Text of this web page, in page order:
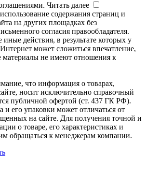
Читать далее
содержания страниц и
на других площадках без
согласия правообладателя.
действия, в результате которых у
может сложиться впечатление,
материалы не имеют отношения к
что информация о товарах,
носит исключительно справочный
публичной офертой (ст. 437 ГК РФ).
его упаковки может отличаться от
на сайте. Для получения точной и
о товаре, его характеристиках и
обращаться к менеджерам компании.